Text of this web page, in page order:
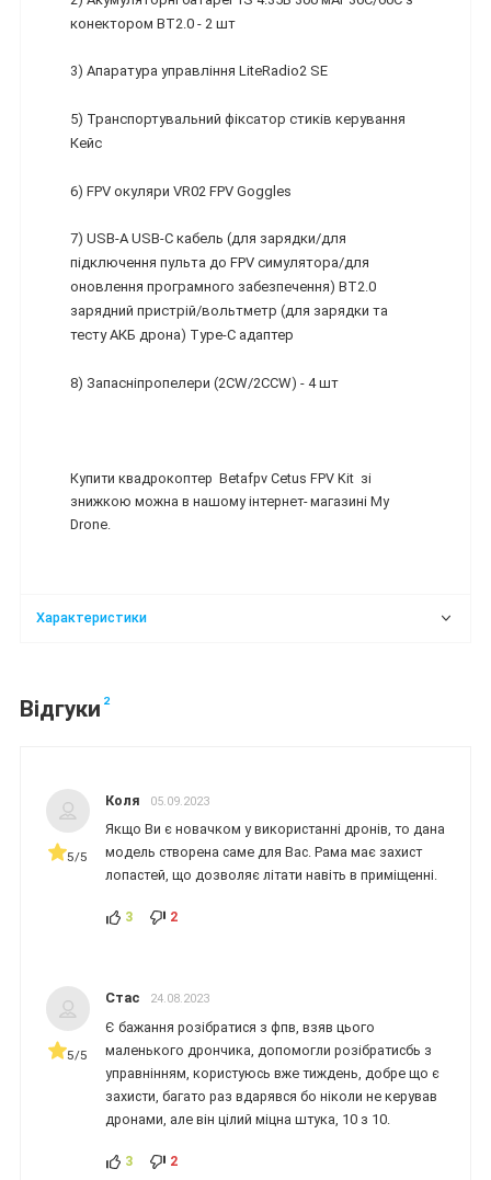
конектором BT2.0 - 2 шт
3) Апаратура управління LiteRadio2 SE
5) Транспортувальний фіксатор стиків керування
Кейс
6) FPV окуляри VR02 FPV Goggles
7) USB-A USB-C кабель (для зарядки/для
підключення пульта до FPV симулятора/для
оновлення програмного забезпечення) BT2.0
зарядний пристрій/вольтметр (для зарядки та
тесту АКБ дрона) Type-C адаптер
8) Запасніпропелери (2CW/2CCW) - 4 шт
Купити квадрокоптер Betafpv Cetus FPV Kit зі
знижкою можна в нашому інтернет- магазині My
Drone.
Характеристики
Відгуки 2
5/5
Коля 05.09.2023
Якщо Ви є новачком у використанні дронів, то дана
модель створена саме для Вас. Рама має захист
лопастей, що дозволяє літати навіть в приміщенні.
3 2
5/5
Стас 24.08.2023
Є бажання розібратися з фпв, взяв цього
маленького дрончика, допомогли розібратисбь з
управнінням, користуюсь вже тиждень, добре що є
захисти, багато раз вдарявся бо ніколи не керував
дронами, але він цілий міцна штука, 10 з 10.
3 2